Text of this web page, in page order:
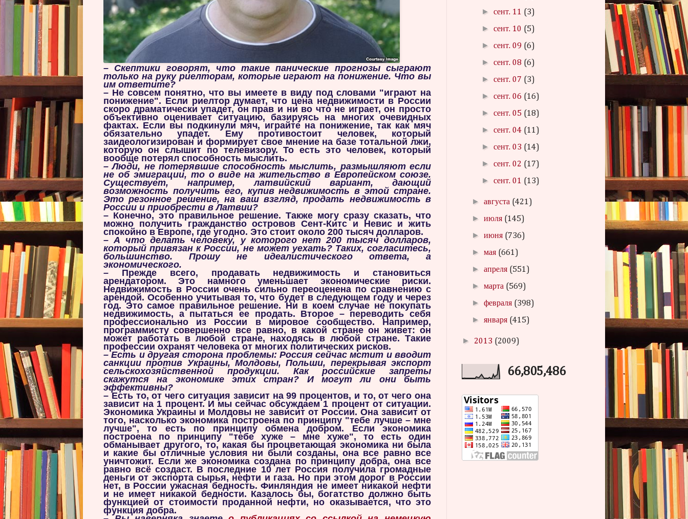
– Скептики говорят, что такие панические прогнозы сыграют
только на руку риелторам, которые играют на понижение. Что вы
им ответите?
– Не совсем понятно, что вы имеете в виду под словами "играют на
понижение". Если риелтор думает, что цена недвижимости в России
скоро драматически упадет, он прав и ни во что не играет, он просто
объективно оценивает ситуацию, базируясь на многих очевидных
фактах. Если вы подкинули мяч, играйте на понижение, так как мяч
обязательно упадет. Ему противостоит человек, который
заидеологизирован и формирует свое мнение на базе тотальной лжи,
которую он слышит по телевизору. То есть это человек, который
вообще потерял способность мыслить.
–Люди, не потерявшие способность мыслить, размышляют если
не об эмиграции, то о виде на жительство в Европейском союзе.
Существует, например, латвийский вариант, дающий
возможность получить его, купив недвижимость в этой стране.
Это резонное решение, на ваш взгляд, продать недвижимость в
России и приобрести в Латвии?
– Конечно, это правильное решение. Также могу сразу сказать, что
можно получить гражданство островов Сент-Китс и Невис и жить
спокойно в Европе, где угодно. Это стоит около 200 тысяч долларов.
–А что делать человеку, у которого нет 200 тысяч долларов,
который привязан к России, не может уехать? Таких, согласитесь,
большинство. Прошу не идеалистического ответа, а
экономического.
– Прежде всего, продавать недвижимость и становиться
арендатором. Это намного уменьшает экономические риски.
Недвижимость в России очень сильно переоценена по сравнению с
арендой. Особенно учитывая то, что будет в следующем году и через
год. Это самое правильное решение. Ни в коем случае не покупать
недвижимость, а пытаться ее продать. Второе – переводить себя
профессионально из России в мировое сообщество. Например,
программисту совершенно все равно, в какой стране он живет: он
может работать в любой стране, находясь в любой стране. Такие
профессии охранят человека от многих политических рисков.
–Есть и другая сторона проблемы: Россия сейчас мстит и вводит
санкции против Украины, Молдовы, Польши, перекрывая экспорт
сельскохозяйственной продукции. Как российские запреты
скажутся на экономике этих стран? И могут ли они быть
эффективны?
– Есть то, от чего ситуация зависит на 99 процентов, и то, от чего она
зависит на 1 процент. И мы сейчас обсуждаем 1 процент от ситуации.
Экономика Украины и Молдовы не зависит от России. Она зависит от
того, насколько экономика построена по принципу "тебе лучше – мне
лучше", то есть по принципу обмена добром. Если экономика
построена по принципу "тебе хуже – мне хуже", то есть один
обманывает другого, то, какая бы процветающая экономика ни была
и какие бы отличные условия ни были созданы, она все равно все
уничтожит. Если же экономика создана по принципу добра, она все
равно всё создаст. В последние 10 лет Россия получила громадные
деньги от экспорта сырья, нефти и газа. Но при этом дорог в России
нет, в России ужасная бедность. Финляндия не имеет никакой нефти
и не имеет никакой бедности. Казалось бы, богатство должно быть
функцией от стоимости проданной нефти, но оказывается, что это
функция добра.
►сент. 11 (3)
►сент. 10 (5)
►сент. 09 (6)
►сент. 08 (6)
►сент. 07 (3)
►сент. 06 (16)
►сент. 05 (18)
►сент. 04 (11)
►сент. 03 (14)
►сент. 02 (17)
►сент. 01 (13)
►августа (421)
►июля (145)
►июня (736)
►мая (661)
►апреля (551)
►марта (569)
►февраля (398)
►января (415)
► 2013 (2009)
66,805,486